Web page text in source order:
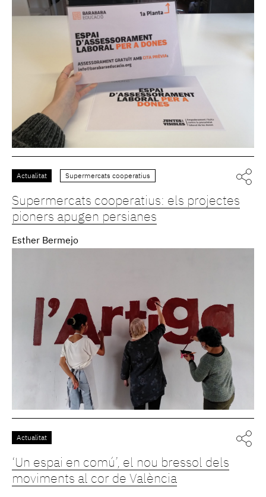
Actualitat Supermercats cooperatius
Supermercats cooperatius: els projectes
pioners apugen persianes
Esther Bermejo
Actualitat
‘Un espai en comú’, el nou bressol dels
moviments al cor de València